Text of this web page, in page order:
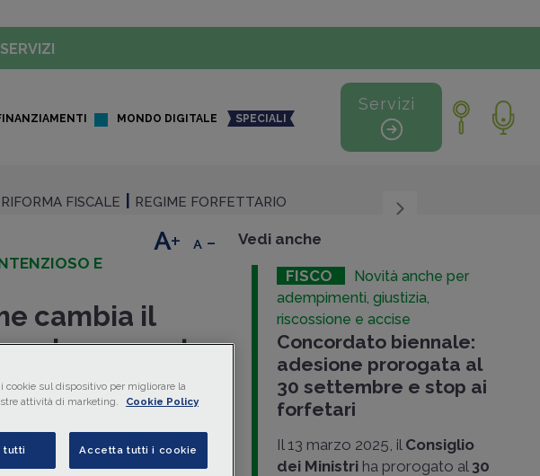
MONDO DIGITALE SPECIALI
Servizi
RIFORMA FISCALE REGIME FORFETTARIO
E
cambia il
le proposte
marzo 2025, ha ricevuto il
+ - Vedi anche
FISCO
Novità anche per
adempimenti, giustizia,
riscossione e accise
Concordato biennale:
adesione prorogata al
30 settembre e stop ai
forfetari
Il 13 marzo 2025, il Consiglio
dei Ministriha prorogato al 30
cookie sul dispositivo per migliorare la
attività di marketing.
Cookie Policy
tutti Accetta tutti i cookie